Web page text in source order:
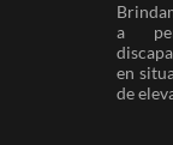
a
en
de